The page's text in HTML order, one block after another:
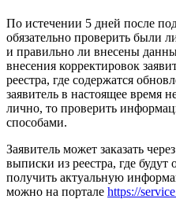
По истечении 5 дней после
обязательно проверить были
и правильно ли внесены
внесения корректировок
реестра, где содержатся
заявитель в настоящее время
лично, то проверить
способами.
Заявитель может заказать
выписки из реестра, где
получить актуальную
можно на портале https://